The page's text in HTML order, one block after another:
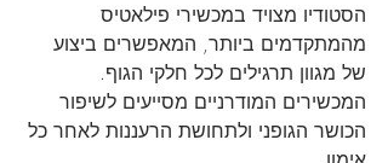
הסטודיו מצויד במכשירי פילאטיס
מהמתקדמים ביותר, המאפשרים ביצוע
של מגוון תרגילים לכל חלקי הגוף.
המכשירים המודרניים מסייעים לשיפור
הכושר הגופני ולתחושת הרעננות לאחר כל